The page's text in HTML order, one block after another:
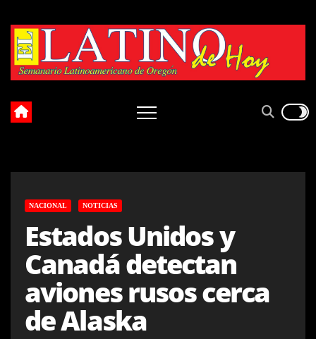
content
NACIONAL NOTICIAS
Estados Unidos y
Canadá detectan
aviones rusos cerca
de Alaska